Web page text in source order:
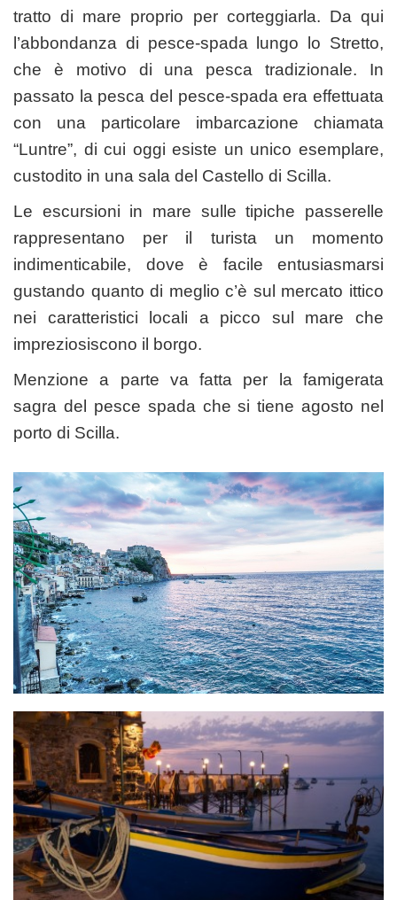
tratto di mare proprio per corteggiarla. Da qui
l’abbondanza di pesce-spada lungo lo Stretto,
che è motivo di una pesca tradizionale. In
passato la pesca del pesce-spada era effettuata
con una particolare imbarcazione chiamata
“Luntre”, di cui oggi esiste un unico esemplare,
custodito in una sala del Castello di Scilla.
Le escursioni in mare sulle tipiche passerelle
rappresentano per il turista un momento
indimenticabile, dove è facile entusiasmarsi
gustando quanto di meglio c’è sul mercato ittico
nei caratteristici locali a picco sul mare che
impreziosiscono il borgo.
Menzione a parte va fatta per la famigerata
sagra del pesce spada che si tiene agosto nel
porto di Scilla.